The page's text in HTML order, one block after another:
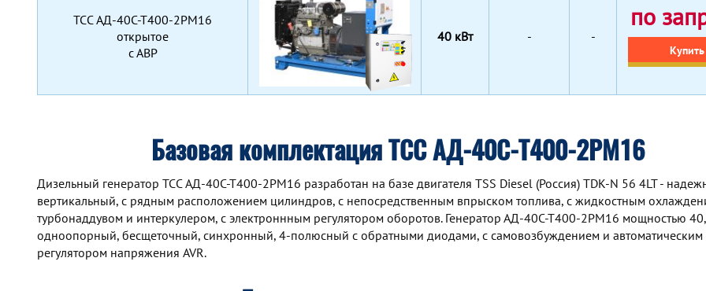
TCC АД-40С-Т400-2РМ16
открытое
с АВР
40 кВт - -
по
Купить
Базовая комплектация ТСС АД-40С-Т400-2РМ16
Дизельный генератор TCC АД-40С-Т400-2РМ16 разработан на базе двигателя TSS Diesel (Россия) TDK-N 56 4LT -
вертикальный, с рядным расположением цилиндров, с непосредственным впрыском топлива, с жидкостным
турбонаддувом и интеркулером, с электроннным регулятором оборотов. Генератор АД-40С-Т400-2РМ16 мощностью 40,
одноопорный, бесщеточный, синхронный, 4-полюсный с обратными диодами, с самовозбуждением и автоматическим
регулятором напряжения AVR.